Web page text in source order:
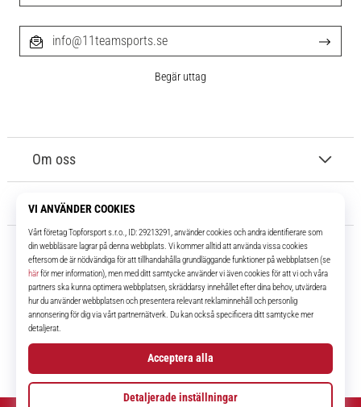
11teamsports.se
I över 16 år har vi varit dina lagkamrater, vilket ger dig de bästa och
senaste fotbollsprodukterna.
FacebookInstagramYouTube
Om oss
Kundtjänst
info@11teamsports.se
Begär uttag